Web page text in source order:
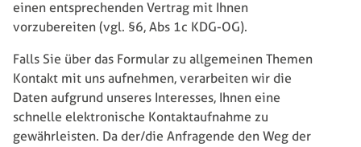
einen entsprechenden Vertrag mit Ihnen
vorzubereiten (vgl. §6, Abs 1c KDG-OG).
Falls Sie über das Formular zu allgemeinen Themen
Kontakt mit uns aufnehmen, verarbeiten wir die
Daten aufgrund unseres Interesses, Ihnen eine
schnelle elektronische Kontaktaufnahme zu
gewährleisten. Da der/die Anfragende den Weg der